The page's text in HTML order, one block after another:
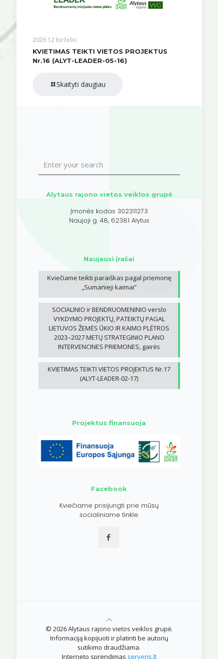
2026 12 birželio
KVIETIMAS TEIKTI VIETOS PROJEKTUS
Nr.16 (ALYT-LEADER-05-16)
Skaityti daugiau
Alytaus rajono vietos veiklos grupė
Įmonės kodas 302311273
Naujoji g. 48, 62381 Alytus
Naujausi įrašai
Kviečiame teikti paraiškas pagal priemonę
„Sumanieji kaimai”
SOCIALINIO ir BENDRUOMENINIO verslo
VYKDYMO PROJEKTŲ, PATEIKTŲ PAGAL
LIETUVOS ŽEMĖS ŪKIO IR KAIMO PLĖTROS
2023–2027 METŲ STRATEGINIO PLANO
INTERVENCINES PRIEMONES, gairės
KVIETIMAS TEIKTI VIETOS PROJEKTUS Nr.17
(ALYT-LEADER-02-17)
Projektus finansuoja
Facebook
Kviečiame prisijungti prie mūsų
socialiniame tinkle.
© 2026 Alytaus rajono vietos veiklos grupė.
Informaciją kopijuoti ir platinti be autorių
sutikimo draudžiama.
Interneto sprendimas serveris.lt